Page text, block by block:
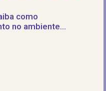
como
no ambiente